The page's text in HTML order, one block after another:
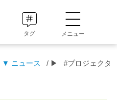
タグ メニュー
▼ ニュース / ▶ #プロジェクタ